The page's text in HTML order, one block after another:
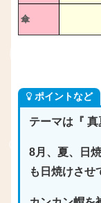
傘
ポイントなど
テーマは『
8月、夏、日
も日焼けさせ